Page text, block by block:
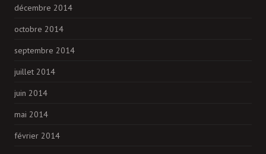
décembre 2014
octobre 2014
septembre 2014
juillet 2014
juin 2014
mai 2014
février 2014